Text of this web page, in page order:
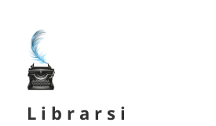
L i b r a r s i